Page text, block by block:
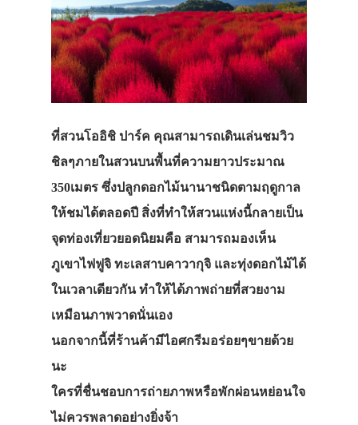
ที่สวนโออิชิ ปาร์ค คุณสามารถเดินเล่นชมวิว
ชิลๆภายในสวนบนพื้นที่ความยาวประมาณ
350เมตร ซึ่งปลูกดอกไม้นานาชนิดตามฤดูกาล
ให้ชมได้ตลอดปี สิ่งที่ทำให้สวนแห่งนี้กลายเป็น
จุดท่องเที่ยวยอดนิยมคือ สามารถมองเห็น
ภูเขาไฟฟูจิ ทะเลสาบคาวากุจิ และทุ่งดอกไม้ได้
ในเวลาเดียวกัน ทำให้ได้ภาพถ่ายที่สวยงาม
เหมือนภาพวาดนั่นเอง
นอกจากนี้ที่ร้านค้ามีไอศกรีมอร่อยๆขายด้วย
นะ
ใครที่ชื่นชอบการถ่ายภาพหรือพักผ่อนหย่อนใจ
ไม่ควรพลาดอย่างยิ่งจ้า